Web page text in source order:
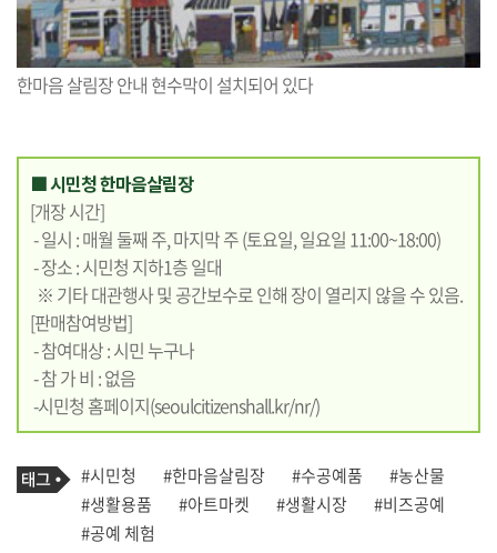
한마음 살림장 안내 현수막이 설치되어 있다
■ 시민청 한마음살림장
[개장 시간]
- 일시 : 매월 둘째 주, 마지막 주 (토요일, 일요일 11:00~18:00)
- 장소 : 시민청 지하1층 일대
※ 기타 대관행사 및 공간보수로 인해 장이 열리지 않을 수 있음.
[판매참여방법]
- 참여대상 : 시민 누구나
- 참 가 비 : 없음
-시민청 홈페이지(seoulcitizenshall.kr/nr/)
기
사
관
련
태
태
그
#시민청 #한마음살림장 #수공예품
#농산물
#생활용품
#아트마켓 #생활시장
#비즈공예
#공예 체험